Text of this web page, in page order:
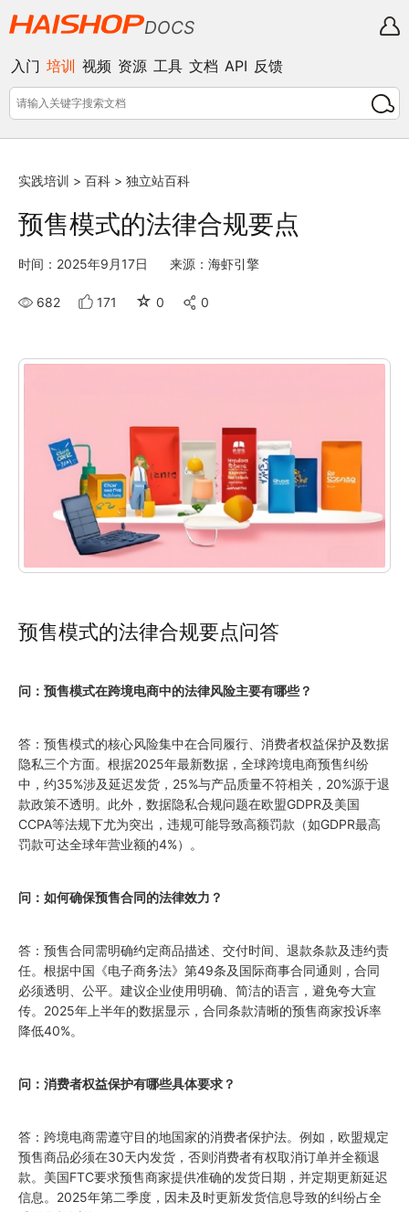
DOCS
入门 培训 视频 资源 工具 文档 API 反馈
实践培训 > 百科 > 独立站百科
预售模式的法律合规要点
时间：2025年9月17日 来源：海虾引擎
682 171 ☆ 0 0
预售模式的法律合规要点问答
问：预售模式在跨境电商中的法律风险主要有哪些？
答：预售模式的核心风险集中在合同履行、消费者权益保护及数据
隐私三个方面。根据2025年最新数据，全球跨境电商预售纠纷
中，约35%涉及延迟发货，25%与产品质量不符相关，20%源于退
款政策不透明。此外，数据隐私合规问题在欧盟GDPR及美国
CCPA等法规下尤为突出，违规可能导致高额罚款（如GDPR最高
罚款可达全球年营业额的4%）。
问：如何确保预售合同的法律效力？
答：预售合同需明确约定商品描述、交付时间、退款条款及违约责
任。根据中国《电子商务法》第49条及国际商事合同通则，合同
必须透明、公平。建议企业使用明确、简洁的语言，避免夸大宣
传。2025年上半年的数据显示，合同条款清晰的预售商家投诉率
降低40%。
问：消费者权益保护有哪些具体要求？
答：跨境电商需遵守目的地国家的消费者保护法。例如，欧盟规定
预售商品必须在30天内发货，否则消费者有权取消订单并全额退
款。美国FTC要求预售商家提供准确的发货日期，并定期更新延迟
信息。2025年第二季度，因未及时更新发货信息导致的纠纷占全